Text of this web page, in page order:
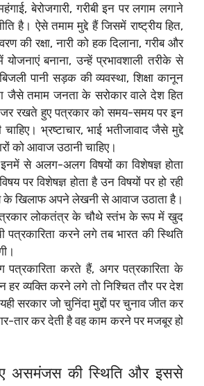
बेरोजगारी, गरीबी इन पर लगाम लगाने
है। ऐसे तमाम मुद्दे हैं जिसमें राष्ट्रीय हित,
की रक्षा, नारी को हक दिलाना, गरीब और
बनाना, उन्हें प्रभावशाली तरीके से
पानी सड़क की व्यवस्था, शिक्षा कानून
जैसे तमाम जनता के सरोकार वाले देश हित
रखते हुए पत्रकार को समय-समय पर इन
चाहिए। ‌भ्रष्टाचार, भाई भतीजावाद जैसे मुद्दे
को आवाज उठानी चाहिए।
इनमें से अलग-अलग विषयों का विशेषज्ञ होता
पर विशेषज्ञ होता है उन विषयों पर हो रही
के खिलाफ अपने लेखनी से आवाज उठाता है।
लोकतंत्र के चौथे स्तंभ के रूप में खुद
पत्रकारिता करने लगे तब भारत की स्थिति
करते हैं, अगर पत्रकारिता के
हर व्यक्ति करने लगे तो निश्चित तौर पर देश
सरकार जो चुनिंदा मुद्दों पर चुनाव जीत कर
तार कर देती है वह काम करने पर मजबूर हो
असमंजस की स्थिति और इससे